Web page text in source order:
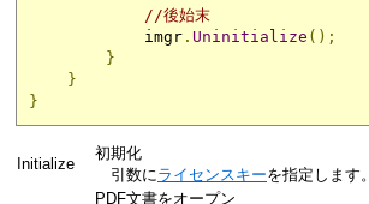
//後始末
            imgr
. Uninitialize ();
}
}
}
Initialize
初期化
引数にライセンスキーを指定します。
PDF文書をオープン